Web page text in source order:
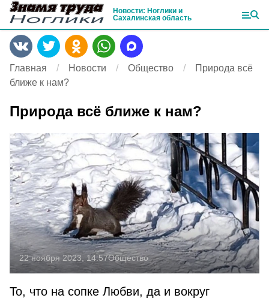
Новости: Ноглики и
Сахалинская область
Главная Новости Общество
Природа всё
ближе к нам?
Природа всё ближе к нам?
22 ноября 2023, 14:57Общество
То, что на сопке Любви, да и вокруг